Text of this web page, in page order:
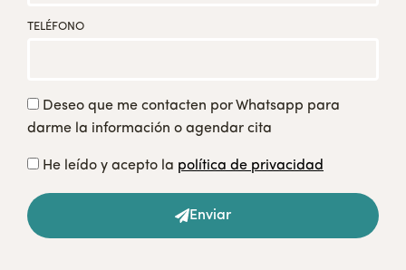
TELÉFONO
Deseo que me contacten por Whatsapp para
darme la información o agendar cita
He leído y acepto la política de privacidad
Enviar